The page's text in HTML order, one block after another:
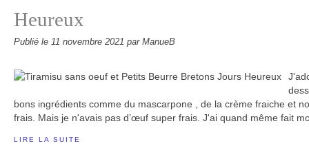
Heureux
Publié le 11 novembre 2021 par ManueB
bons ingrédients comme du mascarpone , de la crème fraiche et
frais. Mais je n'avais pas d’œuf super frais. J'ai quand même fait
LIRE LA SUITE